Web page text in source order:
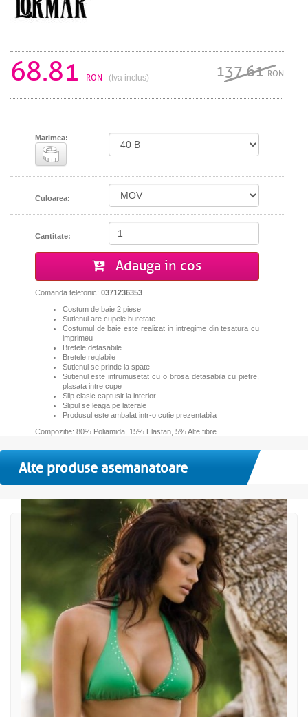
68.81 RON (tva inclus) 137.61RON
Marimea:
Culoarea:
Cantitate:
Adauga in cos
Comanda telefonic: 0371236353
Costum de baie 2 piese
Sutienul are cupele buretate
Costumul de baie este realizat in intregime din tesatura cu
imprimeu
Bretele detasabile
Bretele reglabile
Sutienul se prinde la spate
Sutienul este infrumusetat cu o brosa detasabila cu pietre,
plasata intre cupe
Slip clasic captusit la interior
Slipul se leaga pe laterale
Produsul este ambalat intr-o cutie prezentabila
Compozitie: 80% Poliamida, 15% Elastan, 5% Alte fibre
Alte produse asemanatoare